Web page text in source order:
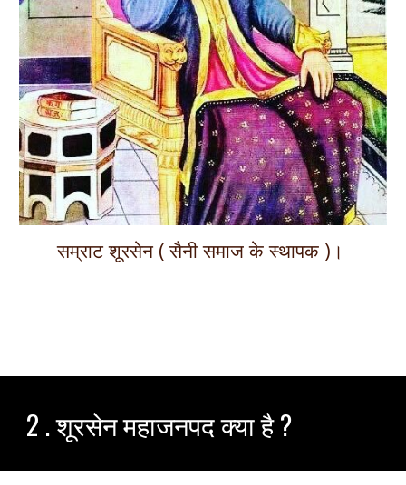
सम्राट शूरसेन ( सैनी समाज के स्थापक )।
2 . शूरसेन महाजनपद क्या है ?